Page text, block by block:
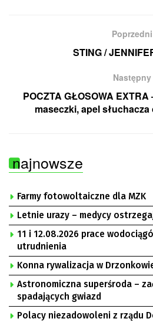
Poprzedni
STING /
Następny
POCZTA GŁOSOWA
maseczki, apel
najnowsze
Farmy fotowoltaiczne dla MZK
Letnie urazy – medycy
11 i 12.08.2026 prace
utrudnienia
Konna rywalizacja w
Astronomiczna superśroda –
spadających gwiazd
Polacy niezadowoleni z rządu